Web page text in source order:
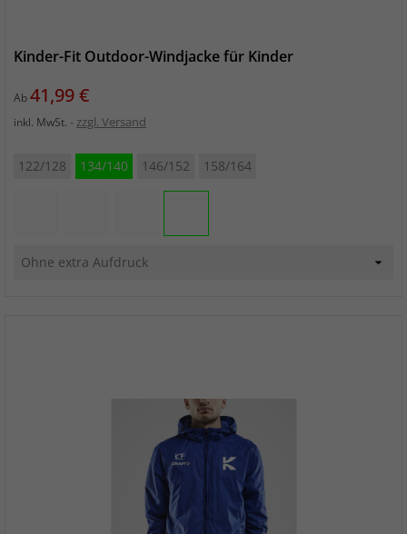
Kinder-Fit Outdoor-Windjacke für Kinder
AbPreis
41,99 €
inkl. MwSt. zzgl. Versand
122/128 134/140 146/152 158/164